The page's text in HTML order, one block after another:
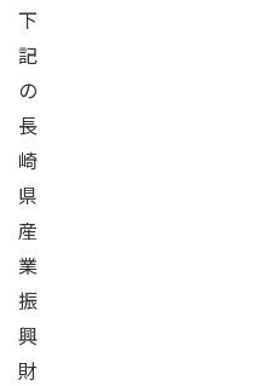
下
記
の
長
崎
県
産
業
振
興
財